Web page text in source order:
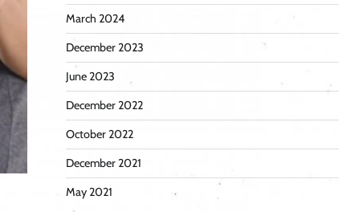
March 2024
December 2023
June 2023
December 2022
October 2022
December 2021
May 2021